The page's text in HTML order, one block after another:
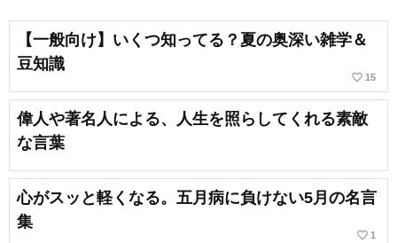
【一般向け】いくつ知ってる？夏の奥深い雑学＆
豆知識
favorite_border 15
偉人や著名人による、人生を照らしてくれる素敵
な言葉
心がスッと軽くなる。五月病に負けない5月の名言
集
favorite_border 1